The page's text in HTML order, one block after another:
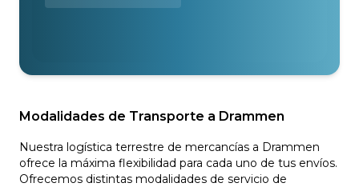
Modalidades de Transporte a Drammen
Nuestra logística terrestre de mercancías a Drammen
ofrece la máxima flexibilidad para cada uno de tus envíos.
Ofrecemos distintas modalidades de servicio de